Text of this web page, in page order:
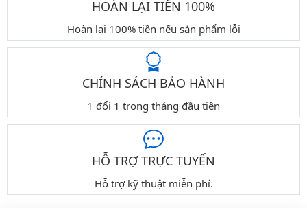
HOÀN LẠI TIỀN 100%
Hoàn lại 100% tiền nếu sản phẩm lỗi
CHÍNH SÁCH BẢO HÀNH
1 đổi 1 trong tháng đầu tiên
HỖ TRỢ TRỰC TUYẾN
Hỗ trợ kỹ thuật miễn phí.